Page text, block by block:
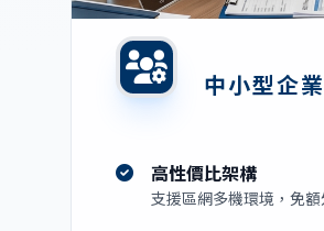
中小型企
高性價比架構
支援區網多機環境，免